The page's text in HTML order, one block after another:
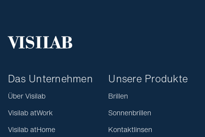
Das Unternehmen
Über Visilab
Visilab atWork
Visilab atHome
Unsere Produkte
Brillen
Sonnenbrillen
Kontaktlinsen